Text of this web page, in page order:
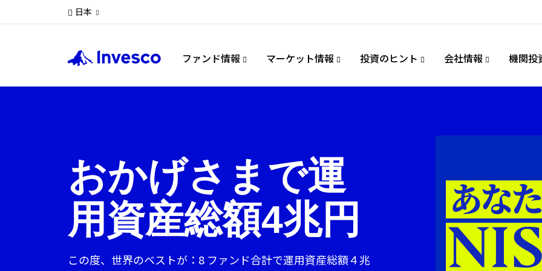
ファンド情報 マーケット情報 投資のヒント 会社情報 機関投
日本
おかげさまで運
用資産総額4兆円
この度、世界のベストが：8 ファンド合計で運用資産総額４兆